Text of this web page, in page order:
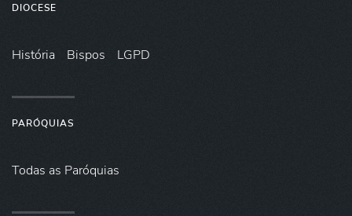
DIOCESE
História Bispos LGPD
PARÓQUIAS
Todas as Paróquias